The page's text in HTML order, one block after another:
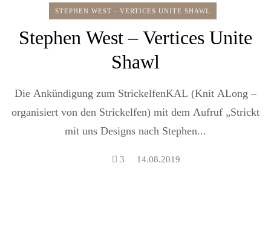
STEPHEN WEST - VERTICES UNITE SHAWL
Stephen West – Vertices Unite
Shawl
Die Ankündigung zum StrickelfenKAL (Knit ALong –
organisiert von den Strickelfen) mit dem Aufruf „Strickt
mit uns Designs nach Stephen...
3 14.08.2019